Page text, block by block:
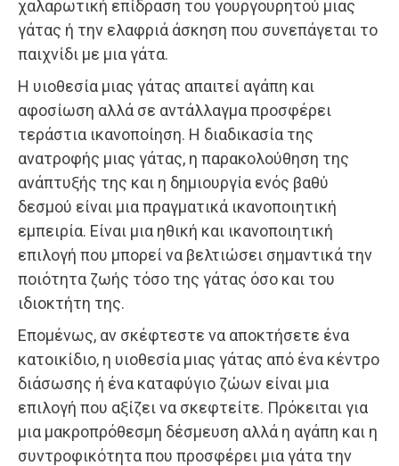
χαλαρωτική επίδραση του γουργουρητού μιας
γάτας ή την ελαφριά άσκηση που συνεπάγεται το
παιχνίδι με μια γάτα.
Η υιοθεσία μιας γάτας απαιτεί αγάπη και
αφοσίωση αλλά σε αντάλλαγμα προσφέρει
τεράστια ικανοποίηση. Η διαδικασία της
ανατροφής μιας γάτας, η παρακολούθηση της
ανάπτυξής της και η δημιουργία ενός βαθύ
δεσμού είναι μια πραγματικά ικανοποιητική
εμπειρία. Είναι μια ηθική και ικανοποιητική
επιλογή που μπορεί να βελτιώσει σημαντικά την
ποιότητα ζωής τόσο της γάτας όσο και του
ιδιοκτήτη της.
Επομένως, αν σκέφτεστε να αποκτήσετε ένα
κατοικίδιο, η υιοθεσία μιας γάτας από ένα κέντρο
διάσωσης ή ένα καταφύγιο ζώων είναι μια
επιλογή που αξίζει να σκεφτείτε. Πρόκειται για
μια μακροπρόθεσμη δέσμευση αλλά η αγάπη και η
συντροφικότητα που προσφέρει μια γάτα την